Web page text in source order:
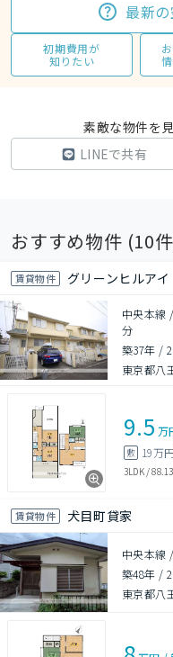
最新
初期費用が
知りたい
素敵な物件を
LINEで共有
おすすめ物件 (10
賃貸物件 グリーンヒルアイ
中央本線
分
築37年 /
東京都八
9.5 万
敷 19万
3LDK/
賃貸物件 犬目町貸家
中央本線
築48年 /
東京都八